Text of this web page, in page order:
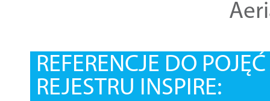
REFERENCJE DO
REJESTRU INSPIRE: